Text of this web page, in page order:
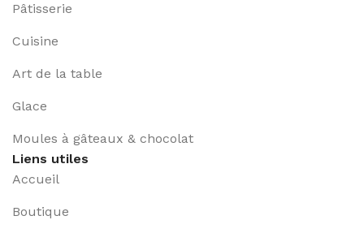
Pâtisserie
Cuisine
Art de la table
Glace
Moules à gâteaux & chocolat
Liens utiles
Accueil
Boutique